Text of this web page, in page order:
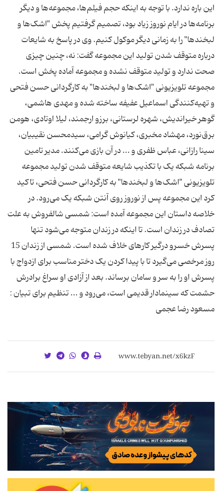
این باره ندارد. با توجه به اینکه حجم فیلم‌ها، مجموعه‌ها و دیگر
برنامه‌ها در ایام نوروز زیاد بود، تصمیم گرفتیم پخش "اشک‌ها و
لبخندها" را به زمانی دیگر موکول کنیم. وی در پاسخ به شایعات
درباره متوقف شدن تولید این مجموعه گفت: نه، چنین چیزی
صحت ندارد و تولید متوقف نشده و مجموعه آماده پخش است.
مجموعه تلویزیونی "اشک‌ها و لبخندها" به کارگردانی حسن فتحی
و تهیه‌کنندگی اسماعیل عفیفه ساخته شده و مهدی هاشمی،
گوهر خیراندیش، شهره لرستانی، برزو ارجمند، لیلا اوتادی، هومن
برق‌نورد، مهشاد مخبری، کیانوش گرامی، سیدمحسن نقیبیان،
سینا رازانی، عباس ظفری و ... در آن بازی می‌کنند. مدیر تامین
برنامه شبکه یک با تکذیب شایعه متوقف شدن تولید مجموعه
تلویزیونی "اشک‌ها و لبخندها" به کارگردانی حسن فتحی، تاکید
کرد این مجموعه پس از نوروز روی آنتن شبکه یک می‌رود. در
خلاصه داستان این مجموعه آمده است: شمسی شالفروش به علت
تصادف در زندان است. تا اینکه در زندان متوجه می‌شود تنها
پسرش خسرو درگیر کارهای خلاف شده است. شمسی از زندان 15
روز مرخصی می‌گیرد تا با پیدا کردن یک دختر مناسب برای ازدواج با
پسرش او را به سر و سامان برساند. بعد از آزادی او سراغ برادرش
حشمت که سینمادار قدیمی است، می‌رود و ... تنظیم برای تبیان :
مسعود رضا عجمی